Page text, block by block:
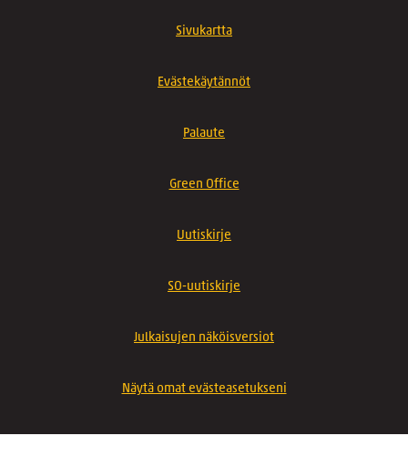
Sivukartta
Evästekäytännöt
Palaute
Green Office
Uutiskirje
SO-uutiskirje
Julkaisujen näköisversiot
Näytä omat evästeasetukseni